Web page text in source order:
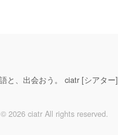
と、出会おう。 ciatr [シアター]
© 2026 ciatr All rights reserved.